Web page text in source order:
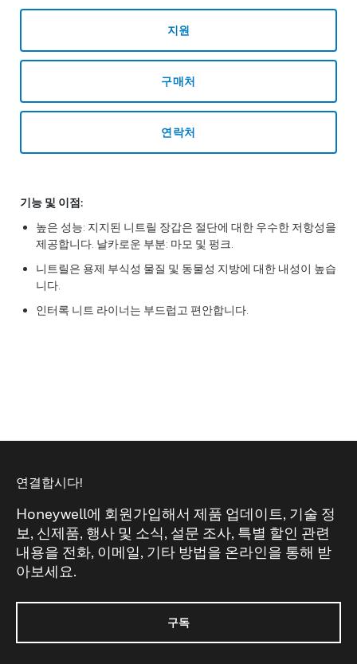
지원
구매처
연락처
기능 및 이점:
높은 성능: 지지된 니트릴 장갑은 절단에 대한 우수한 저항성을
제공합니다. 날카로운 부분: 마모 및 펑크.
니트릴은 용제 부식성 물질 및 동물성 지방에 대한 내성이 높습
니다.
인터록 니트 라이너는 부드럽고 편안합니다.
연결합시다!
Honeywell에 회원가입해서 제품 업데이트, 기술 정
보, 신제품, 행사 및 소식, 설문 조사, 특별 할인 관련
내용을 전화, 이메일, 기타 방법을 온라인을 통해 받
아보세요.
구독